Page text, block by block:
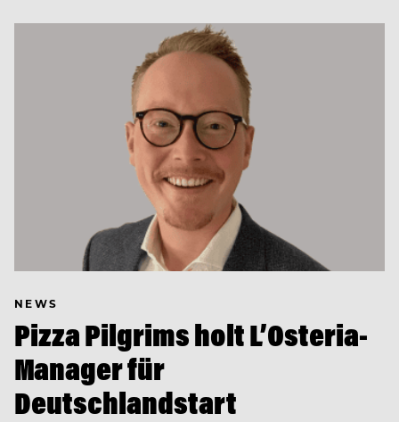
NEWS
Pizza Pilgrims holt L’Osteria-
Manager für
Deutschlandstart